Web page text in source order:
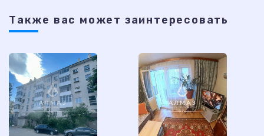
Также ваc может заинтересовать